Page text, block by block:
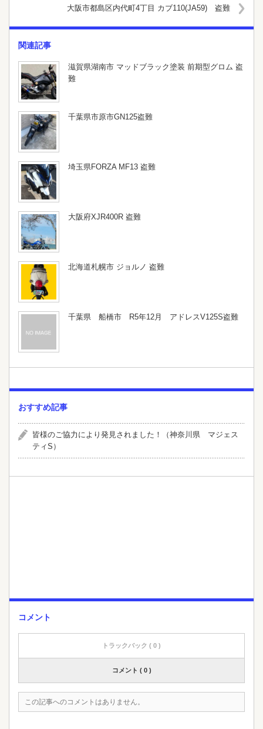
大阪市都島区内代町4丁目 カブ110(JA59) 盗難
関連記事
滋賀県湖南市 マッドブラック塗装 前期型グロム 盗
難
千葉県市原市GN125盗難
埼玉県FORZA MF13 盗難
大阪府XJR400R 盗難
北海道札幌市 ジョルノ 盗難
千葉県 船橋市 R5年12月 アドレスV125S盗難
おすすめ記事
皆様のご協力により発見されました！（神奈川県 マジェス
ティS）
コメント
トラックバック ( 0 )
コメント ( 0 )
この記事へのコメントはありません。